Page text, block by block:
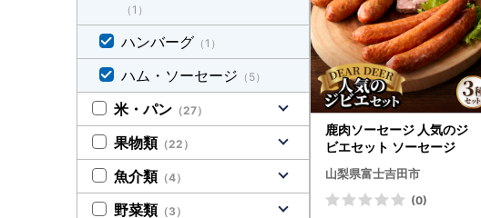
鹿肉ソーセージ 人気のジ
ビエセット ソーセージ
山梨県富士吉田市
(0)
（1）
ハンバーグ （1）
ハム・ソーセージ （5）
米・パン （27）
果物類 （22）
魚介類 （4）
野菜類 （3）